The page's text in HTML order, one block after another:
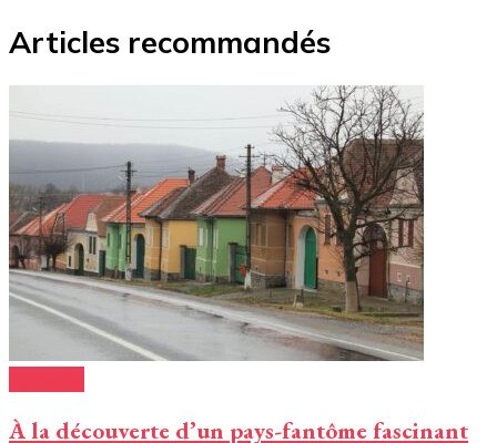
Articles recommandés
À la découverte d’un pays-fantôme fascinant